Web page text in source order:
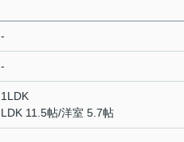
-
-
1LDK
LDK 11.5帖/洋室 5.7帖